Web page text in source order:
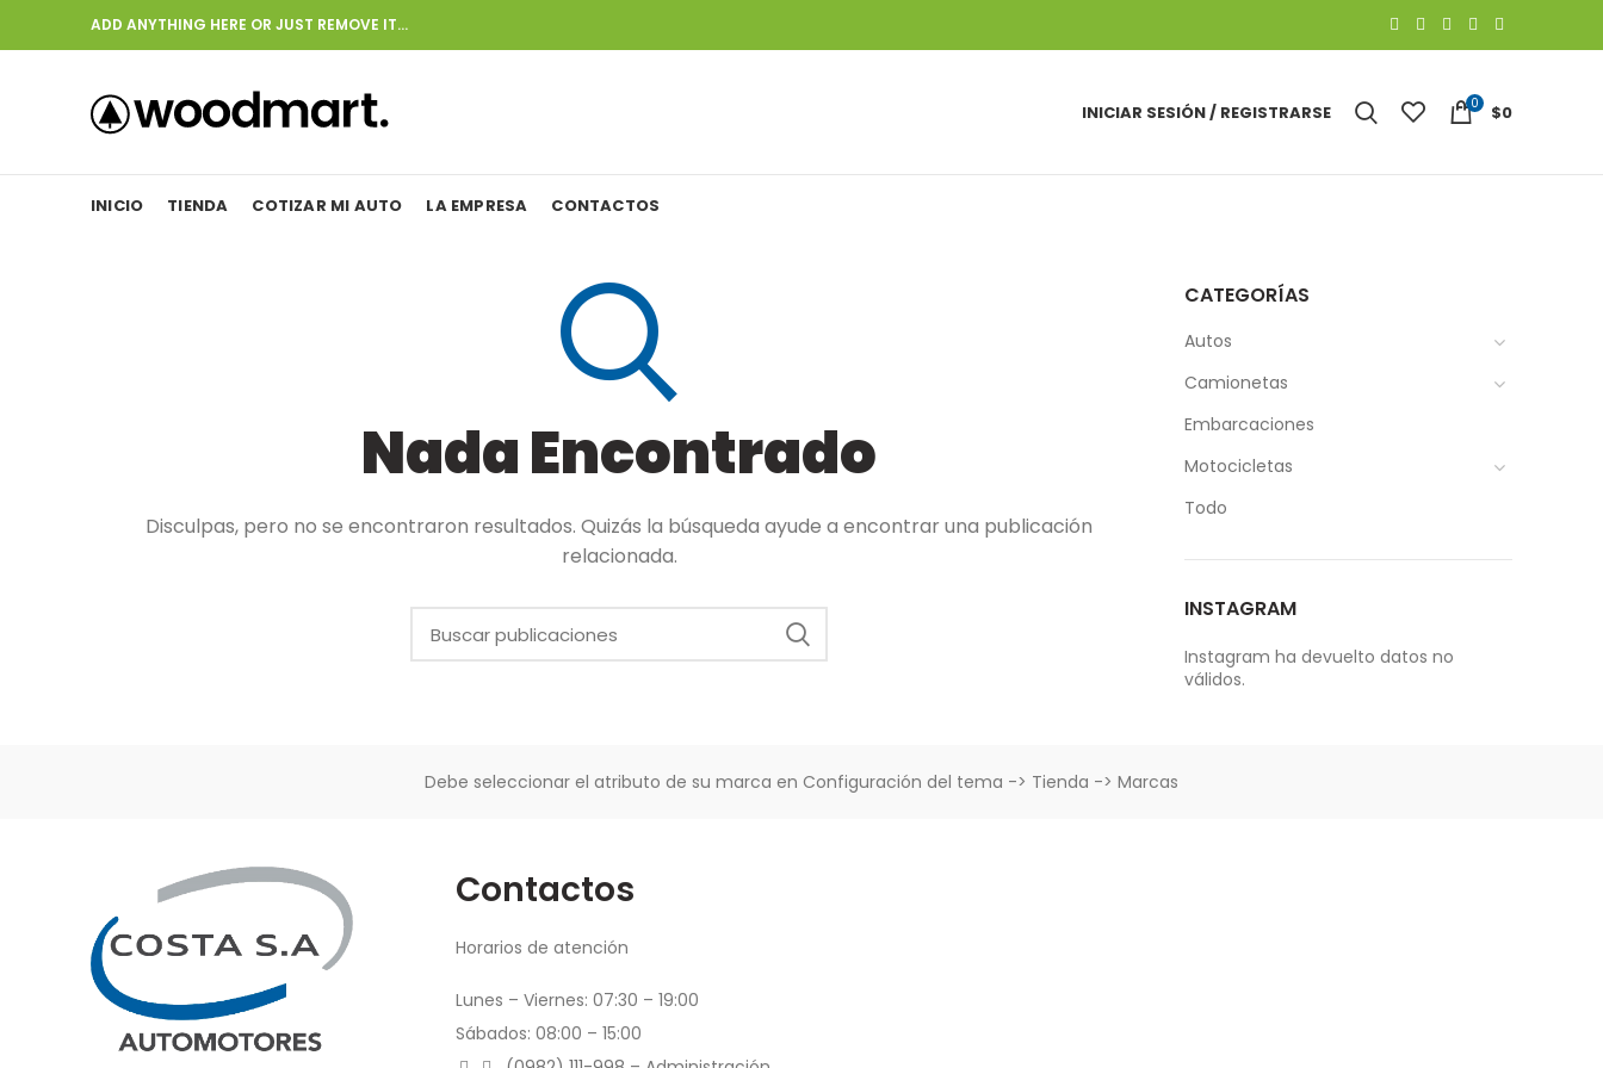
ADD ANYTHING HERE OR JUST REMOVE IT…
INICIAR SESIÓN / REGISTRARSE 0 $0
INICIO TIENDA COTIZAR MI AUTO LA EMPRESA CONTACTOS
Nada Encontrado
Disculpas, pero no se encontraron resultados. Quizás la búsqueda ayude a encontrar una publicación
relacionada.
CATEGORÍAS
Autos
Camionetas
Embarcaciones
Motocicletas
Todo
INSTAGRAM
Instagram ha devuelto datos no
válidos.
Debe seleccionar el atributo de su marca en Configuración del tema -> Tienda -> Marcas
Contactos
Horarios de atención
Lunes – Viernes: 07:30 – 19:00
Sábados: 08:00 – 15:00